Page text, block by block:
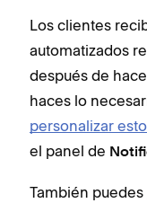
Los clientes
automatizados
después de
haces lo
personalizar
el panel de
También puedes